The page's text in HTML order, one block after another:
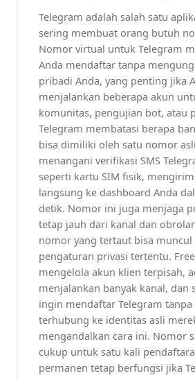
Telegram adalah salah satu
sering membuat orang butuh
Nomor virtual untuk Telegram
Anda mendaftar tanpa
pribadi Anda, yang penting jika
menjalankan beberapa akun
komunitas, pengujian bot, atau
Telegram membatasi berapa
bisa dimiliki oleh satu nomor
menangani verifikasi SMS
seperti kartu SIM fisik,
langsung ke dashboard Anda
detik. Nomor ini juga menjaga
tetap jauh dari kanal dan
nomor yang tertaut bisa muncul
pengaturan privasi tertentu.
mengelola akun klien terpisah,
menjalankan banyak kanal, dan
ingin mendaftar Telegram
terhubung ke identitas asli
mengandalkan cara ini. Nomor
cukup untuk satu kali
permanen tetap berfungsi jika